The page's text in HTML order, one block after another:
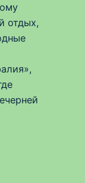
отдых,